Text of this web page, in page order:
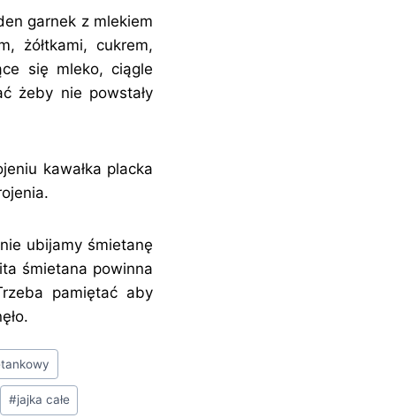
garnek z mlekiem
żółtkami, cukrem,
się mleko, ciągle
żeby nie powstały
kawałka placka
ubijamy śmietanę
śmietana powinna
pamiętać aby
#jajka całe